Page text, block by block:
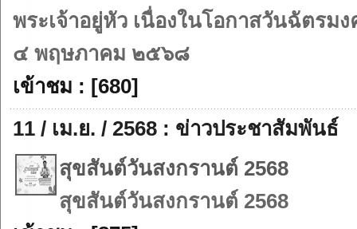
พระเจ้าอยู่หัว เนื่องในโอกาสวันฉัตรมง
๔ พฤษภาคม ๒๕๖๘
เข้าชม : [680]
11 / เม.ย. / 2568 : ข่าวประชาสัมพันธ์
สุขสันต์วันสงกรานต์ 2568
สุขสันต์วันสงกรานต์ 2568